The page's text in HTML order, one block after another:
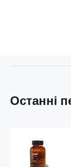
Останні